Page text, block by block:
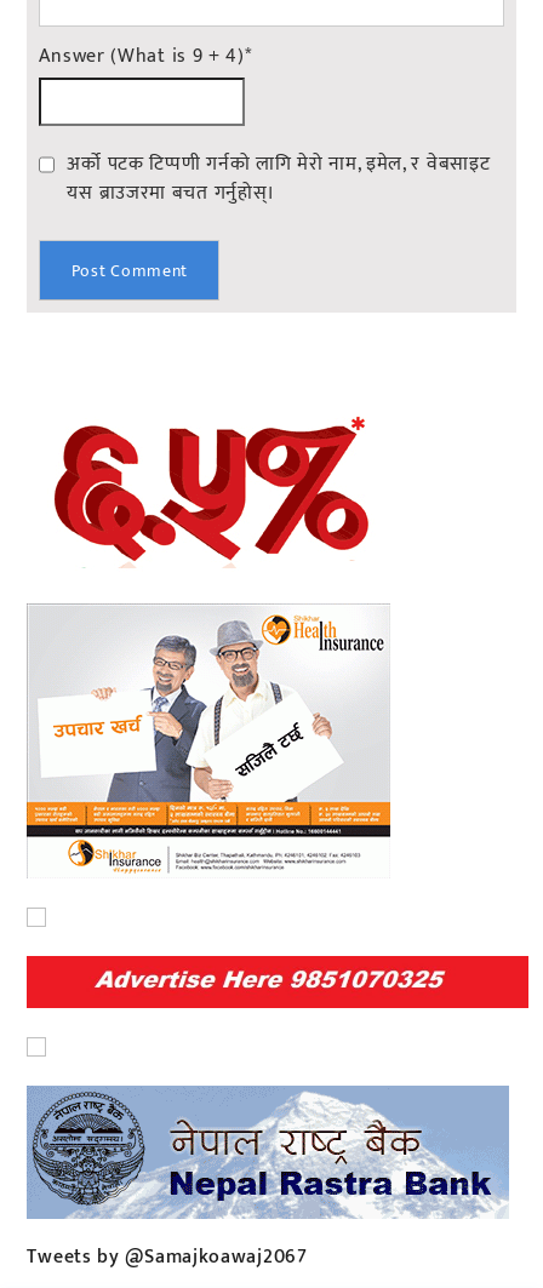
Answer (What is 9 + 4)*
अर्को पटक टिप्पणी गर्नको लागि मेरो नाम, इमेल, र वेबसाइट
यस ब्राउजरमा बचत गर्नुहोस्।
Tweets by @Samajkoawaj2067